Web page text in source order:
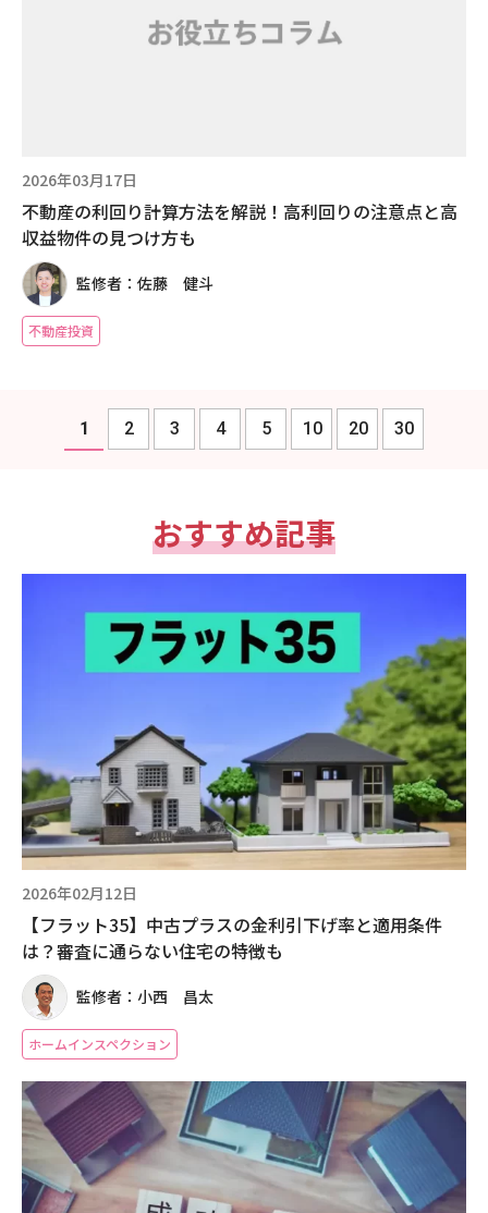
2026年03月17日
不動産の利回り計算方法を解説！高利回りの注意点と高
収益物件の見つけ方も
監修者：佐藤 健斗
不動産投資
1 2 3 4 5 10 20 30
おすすめ記事
2026年02月12日
【フラット35】中古プラスの金利引下げ率と適用条件
は？審査に通らない住宅の特徴も
監修者：小西 昌太
ホームインスペクション